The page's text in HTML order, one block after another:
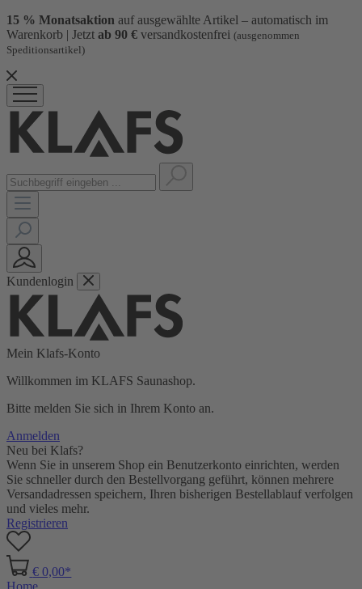
15 % Monatsaktion auf ausgewählte Artikel – automatisch im
Warenkorb | Jetzt ab 90 € versandkostenfrei (ausgenommen
Speditionsartikel)
Kundenlogin
Mein Klafs-Konto
Willkommen im KLAFS Saunashop.
Bitte melden Sie sich in Ihrem Konto an.
Anmelden
Neu bei Klafs?
Wenn Sie in unserem Shop ein Benutzerkonto einrichten, werden
Sie schneller durch den Bestellvorgang geführt, können mehrere
Versandadressen speichern, Ihren bisherigen Bestellablauf verfolgen
und vieles mehr.
Registrieren
€ 0,00*